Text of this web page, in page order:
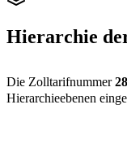
Hierarchie
Die Zolltarifnummer
Hierarchieebenen